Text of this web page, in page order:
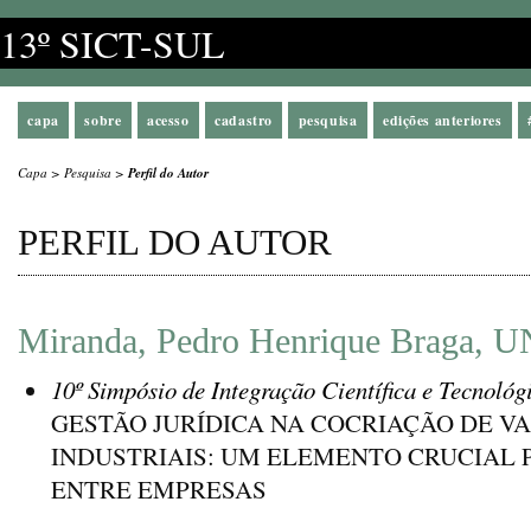
13º SICT-SUL
capa sobre acesso cadastro pesquisa edições anteriores
Capa > Pesquisa >Perfil do Autor
PERFIL DO AUTOR
Miranda, Pedro Henrique Braga,
10º Simpósio de Integração Científica e
GESTÃO JURÍDICA NA COCRIAÇÃO DE
INDUSTRIAIS: UM ELEMENTO CRUCIAL
ENTRE EMPRESAS